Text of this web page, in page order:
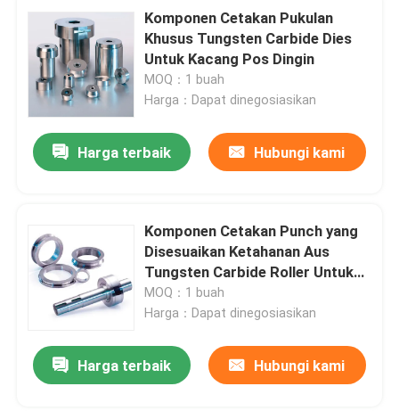
Komponen Cetakan Pukulan
Khusus Tungsten Carbide Dies
Untuk Kacang Pos Dingin
MOQ：1 buah
Harga：Dapat dinegosiasikan
Harga terbaik Hubungi kami
Komponen Cetakan Punch yang
Disesuaikan Ketahanan Aus
Tungsten Carbide Roller Untuk
Kawat Berusuk
MOQ：1 buah
Harga：Dapat dinegosiasikan
Harga terbaik Hubungi kami